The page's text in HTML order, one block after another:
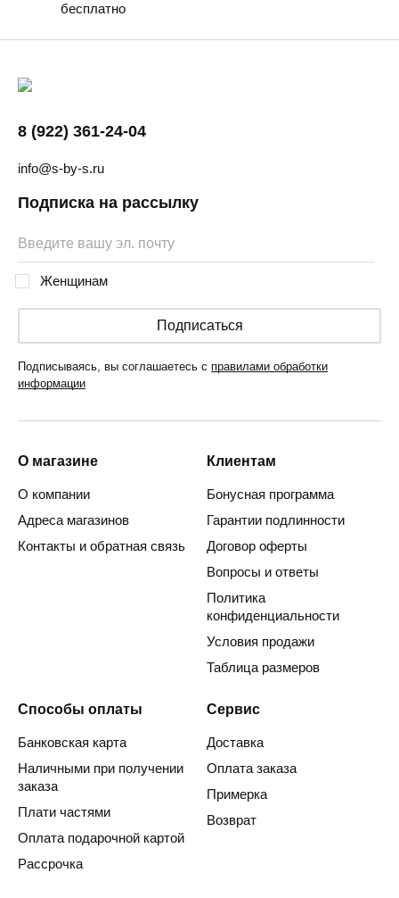
бесплатно
8 (922) 361-24-04
info@s-by-s.ru
Подписка на рассылку
Женщинам
Подписаться
Подписываясь, вы соглашаетесь с правилами обработки
информации
О магазине
О компании
Адреса магазинов
Контакты и обратная связь
Клиентам
Бонусная программа
Гарантии подлинности
Договор оферты
Вопросы и ответы
Политика
конфиденциальности
Условия продажи
Таблица размеров
Способы оплаты
Банковская карта
Наличными при получении
заказа
Плати частями
Оплата подарочной картой
Рассрочка
Сервис
Доставка
Оплата заказа
Примерка
Возврат